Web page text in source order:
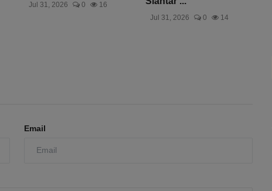
Jul 31, 2026 0 16
Jul 31, 2026 0 14
Email